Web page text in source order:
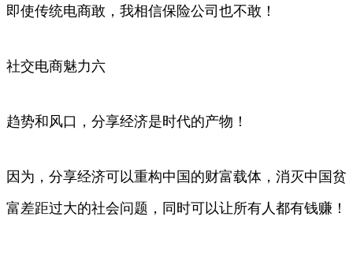
即使传统电商敢，我相信保险公司也不敢！
社交电商魅力六
趋势和风口，分享经济是时代的产物！
因为，分享经济可以重构中国的财富载体，消灭中国贫
富差距过大的社会问题，同时可以让所有人都有钱赚！